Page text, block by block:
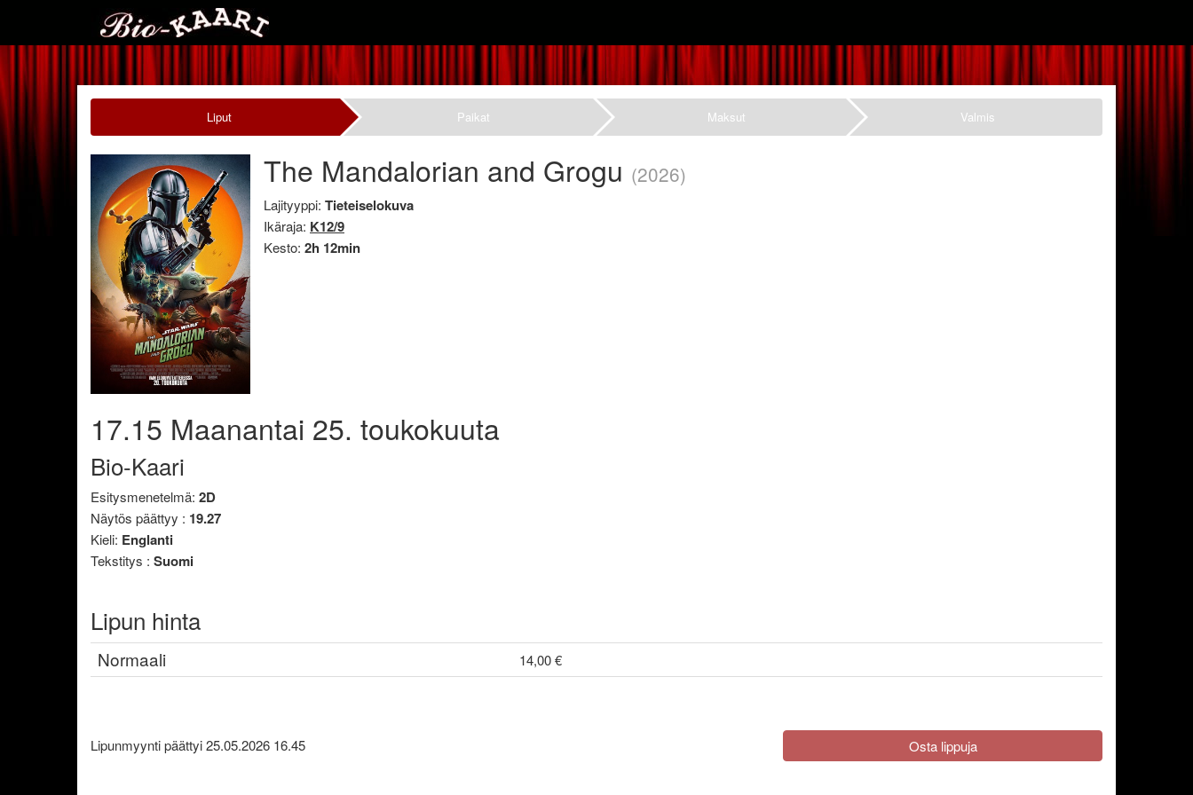
Liput Paikat Maksut Valmis
The Mandalorian and Grogu (2026)
Lajityyppi: Tieteiselokuva
Ikäraja: K12/9
Kesto: 2h 12min
17.15 Maanantai 25. toukokuuta
Bio-Kaari
Esitysmenetelmä: 2D
Näytös päättyy : 19.27
Kieli: Englanti
Tekstitys : Suomi
Lipun hinta
Normaali 14,00 €
Lipunmyynti päättyi 25.05.2026 16.45 Osta lippuja